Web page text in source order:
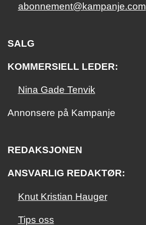
abonnement@kampanje.com
SALG
KOMMERSIELL LEDER:
Nina Gade Tenvik
Annonsere på Kampanje
REDAKSJONEN
ANSVARLIG REDAKTØR:
Knut Kristian Hauger
Tips oss